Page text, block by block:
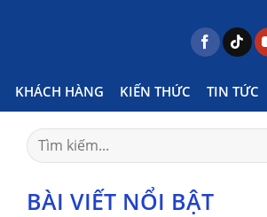
KHÁCH HÀNG KIẾN THỨC TIN TỨC
Posts tagged "ưu điểm khay
Search
for:
BÀI VIẾT NỔI BẬT